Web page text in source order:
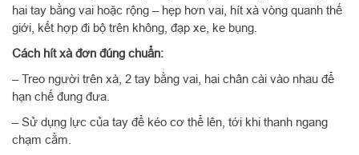
hai tay bằng vai hoặc rộng – hẹp hơn vai, hít xà vòng quanh thế
giới, kết hợp đi bộ trên không, đạp xe, ke bụng.
Cách hít xà đơn đúng chuẩn:
– Treo người trên xà, 2 tay bằng vai, hai chân cài vào nhau để
hạn chế đung đưa.
– Sử dụng lực của tay để kéo cơ thể lên, tới khi thanh ngang
chạm cằm.